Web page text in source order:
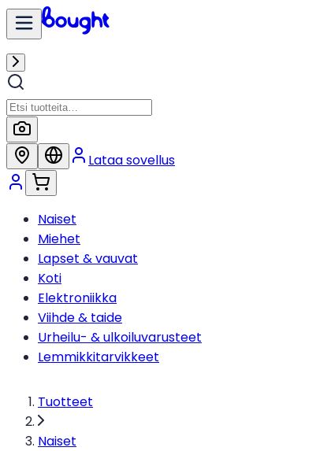
Lataa sovellus
Naiset
Miehet
Lapset & vauvat
Koti
Elektroniikka
Viihde & taide
Urheilu- & ulkoiluvarusteet
Lemmikkitarvikkeet
Tuotteet
Naiset